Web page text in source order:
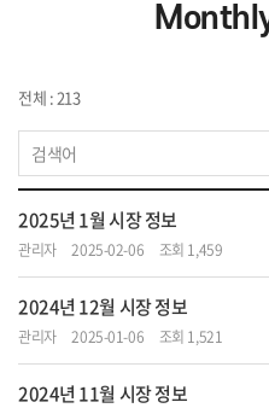
전체 : 213
2025년 1월 시장 정보
관리자 2025-02-06 조회 1,459
2024년 12월 시장 정보
관리자 2025-01-06 조회 1,521
2024년 11월 시장 정보